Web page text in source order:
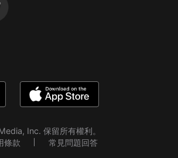
Inc. 保留所有權利。
條款 常見問題回答